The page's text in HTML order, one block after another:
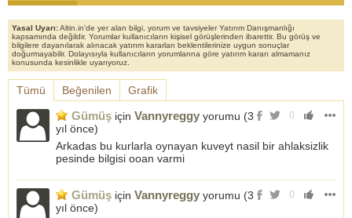
Yasal Uyarı:Altin.in'de yer alan bilgi, yorum ve tavsiyeler Yatırım Danışmanlığı
kapsamında değildir. Yorumlar kullanıcıların kişisel görüşlerinden ibarettir. Bu görüş ve
bilgilere dayanılarak alınacak yatırım kararları beklentilerinize uygun sonuçlar
doğurmayabilir. Dolayısıyla kullanıcıların yorumlarına göre yatırım kararı almamanız
konusunda kesinlikle uyarıyoruz.
Tümü Beğenilen Grafik
0
Gümüş için Vannyreggy yorumu (3
yıl önce)
Arkadas bu kurlarla oynayan kuveyt nasil bir ahlaksizlik
pesinde bilgisi ooan varmi
0
Gümüş için Vannyreggy yorumu (3
yıl önce)